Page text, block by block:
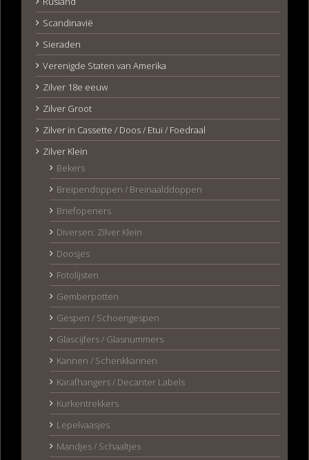
Scandinavië
Sieraden
Verenigde Staten van Amerika
Zilver 18e eeuw
Zilver Groot
Zilver in Cassette / Doos / Etui / Foedraal
Zilver Klein
Bekers
Breipendoppen / Breinaalddoppen
Briefopeners
Diversen: Zilver Klein
Doosjes
Fotolijsten
Gemberpotten
Gespen / Schoengespen
Glascijfers / Glasnummers
Kannen / Schenkkannen
Karafhangers / Decanter Labels
Kurkentrekkers
Lepelvaasjes
Mandjes / Schaaltjes